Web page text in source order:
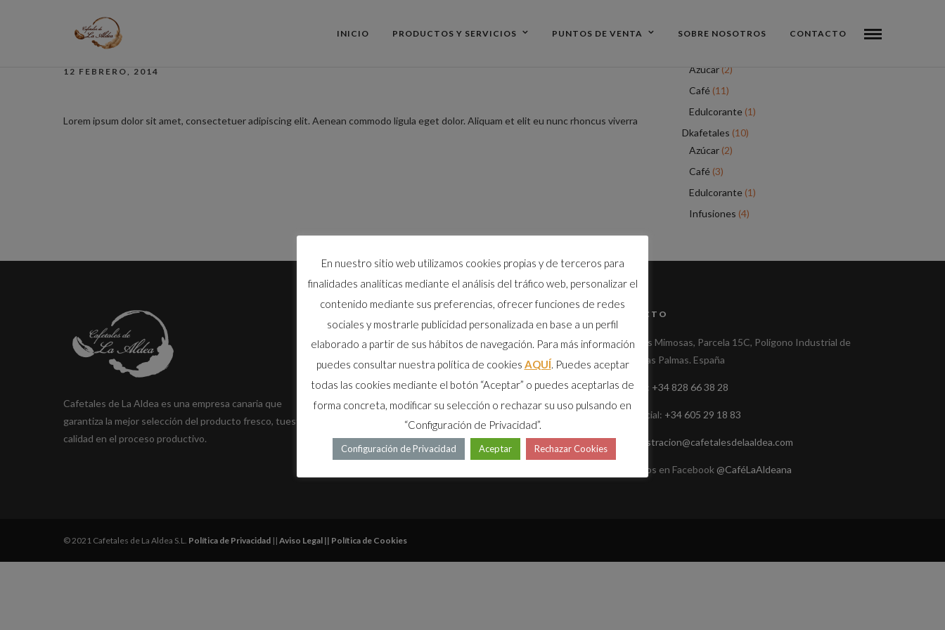
INICIO PRODUCTOS Y SERVICIOS PUNTOS DE VENTA SOBRE NOSOTROS CONTACTO
JOHN BENNETT
12 FEBRERO, 2014
Lorem ipsum dolor sit amet, consectetuer adipiscing elit. Aenean commodo ligula eget dolor. Aliquam et elit eu nunc rhoncus viverra
PRODUCTOS
Azúcar (2)
Café (11)
Edulcorante (1)
Dkafetales (10)
Azúcar (2)
Café (3)
Edulcorante (1)
Infusiones (4)
Cafetales de La Aldea es una empresa canaria que
garantiza la mejor selección del producto fresco, tueste y
calidad en el proceso productivo.
CONTACTO
Calle Las Mimosas, Parcela 15C, Polígono Industrial de
Arinaga, Las Palmas. España
Fábrica: +34 828 66 38 28
Comercial: +34 605 29 18 83
administracion@cafetalesdelaaldea.com
Síguenos en Facebook @CaféLaAldeana
© 2021 Cafetales de La Aldea S.L. Política de Privacidad || Aviso Legal || Política de Cookies
En nuestro sitio web utilizamos cookies propias y de terceros para
finalidades analíticas mediante el análisis del tráfico web, personalizar el
contenido mediante sus preferencias, ofrecer funciones de redes
sociales y mostrarle publicidad personalizada en base a un perfil
elaborado a partir de sus hábitos de navegación. Para más información
puedes consultar nuestra política de cookies AQUÍ. Puedes aceptar
todas las cookies mediante el botón “Aceptar” o puedes aceptarlas de
forma concreta, modificar su selección o rechazar su uso pulsando en
“Configuración de Privacidad”.
Configuración de Privacidad Aceptar Rechazar Cookies